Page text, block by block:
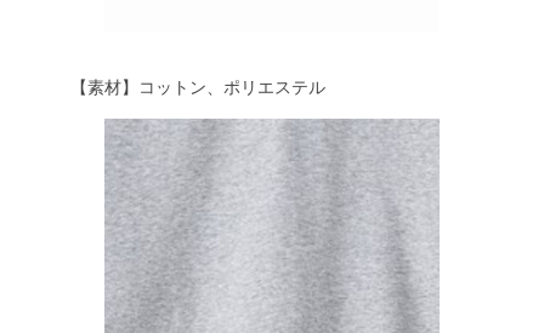
【素材】コットン、ポリエステル